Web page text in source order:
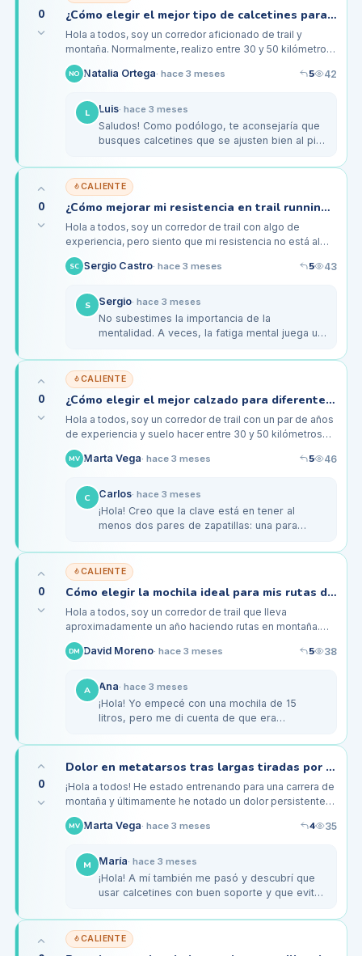
0 ¿Cómo elegir el mejor tipo de calcetines para largas rutas de montaña?
Hola a todos, soy un corredor aficionado de trail y
montaña. Normalmente, realizo entre 30 y 50 kilómetros
semanales, y últimamente he notado que mis pies se
sienten bastante…
NO Natalia Ortega· hace 3 meses 5 42
L Luis· hace 3 meses
Saludos! Como podólogo, te aconsejaría que
busques calcetines que se ajusten bien al pie
moderada puede ser…
0
CALIENTE
¿Cómo mejorar mi resistencia en trail running para distancias largas?
Hola a todos, soy un corredor de trail con algo de
experiencia, pero siento que mi resistencia no está al
nivel que quisiera para afrontar distancias largas.
Normalmente corro…
SC Sergio Castro· hace 3 meses 5 43
S Sergio· hace 3 meses
No subestimes la importancia de la
mentalidad. A veces, la fatiga mental juega un
carrera en secciones más pequeñas…
0
CALIENTE
¿Cómo elegir el mejor calzado para diferentes terrenos en montaña?
Hola a todos, soy un corredor de trail con un par de años
de experiencia y suelo hacer entre 30 y 50 kilómetros
semanales. Principalmente entreno en senderos de
montaña y me he…
MV Marta Vega· hace 3 meses 5 46
C Carlos· hace 3 meses
¡Hola! Creo que la clave está en tener al
menos dos pares de zapatillas: una para
suaves. Personalmente, uso unas…
0
CALIENTE
Cómo elegir la mochila ideal para mis rutas de trail y montaña
Hola a todos, soy un corredor de trail que lleva
aproximadamente un año haciendo rutas en montaña.
Generalmente, hago entre 15 y 25 kilómetros por
semana, y me encanta explorar…
DM David Moreno· hace 3 meses 5 38
A Ana· hace 3 meses
¡Hola! Yo empecé con una mochila de 15
litros, pero me di cuenta de que era
Ahora tengo una de 5 litros para carreras…
0
Dolor en metatarsos tras largas tiradas por senderos: ¿qué puedo hacer?
¡Hola a todos! He estado entrenando para una carrera de
montaña y últimamente he notado un dolor persistente
en los metatarsos después de mis largas tiradas por
senderos. Me gusta…
MV Marta Vega· hace 3 meses 4 35
M María· hace 3 meses
¡Hola! A mí también me pasó y descubrí que
usar calcetines con buen soporte y que eviten
músculos del pie con…
CALIENTE